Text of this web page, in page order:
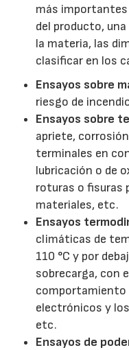
más importantes
del producto,
la materia, las
clasificar en los
Ensayos sobre
riesgo de
Ensayos sobre
apriete,
terminales en
lubricación o de
roturas o fisuras
materiales, etc.
Ensayos
climáticas de
110 °C y por
sobrecarga, con
comportamiento
electrónicos y
etc.
Ensayos de